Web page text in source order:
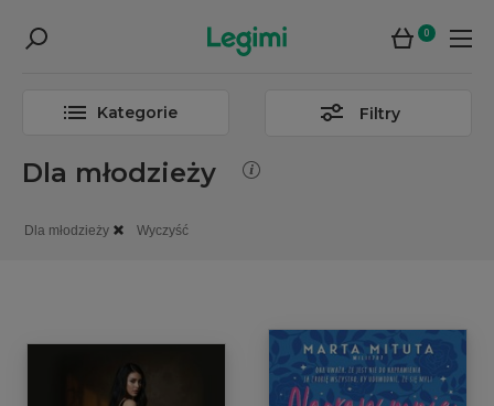
0
Kategorie Filtry
Dla młodzieży
Dla młodzieży Wyczyść